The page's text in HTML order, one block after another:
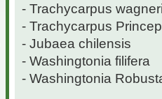
- Trachycarpus
- Trachycarpus
- Jubaea chilensis
- Washingtonia filifera
- Washingtonia